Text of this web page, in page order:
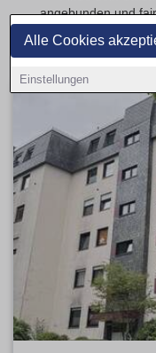
Alle Cookies
Einstellungen
angebunden und